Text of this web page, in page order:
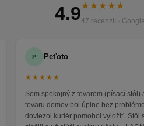
4.9★★★★★
47 recenzií · Google
P Peťoto
★★★★★
Som spokojný z tovarom (písací stôl)
tovaru domov bol úplne bez
doviezol kuriér pomohol vyložiť. Stôl